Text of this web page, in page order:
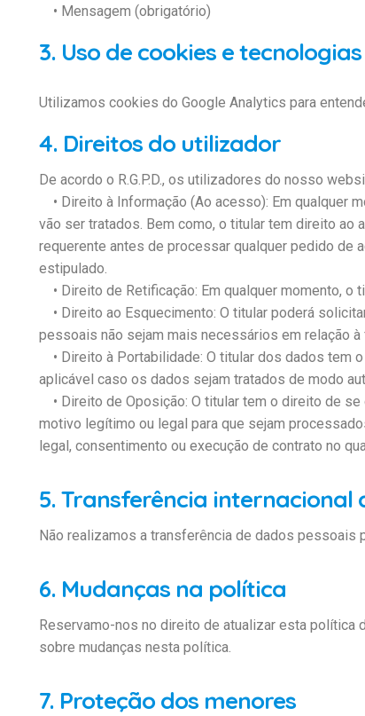
• Mensagem (obrigatório)
3. Uso de cookies e
Utilizamos cookies do Google Analytics para
4. Direitos do utilizador
De acordo o R.G.P.D., os utilizadores do nosso
• Direito à Informação (Ao acesso): Em qualquer
vão ser tratados. Bem como, o titular tem direito ao
requerente antes de processar qualquer pedido
estipulado.
• Direito de Retificação: Em qualquer momento,
• Direito ao Esquecimento: O titular poderá
pessoais não sejam mais necessários em relação
• Direito à Portabilidade: O titular dos dados tem
aplicável caso os dados sejam tratados de modo
• Direito de Oposição: O titular tem o direito de
motivo legítimo ou legal para que sejam
legal, consentimento ou execução de contrato no
5. Transferência internacional
Não realizamos a transferência de dados pessoais
6. Mudanças na política
Reservamo-nos no direito de atualizar esta política
sobre mudanças nesta política.
7. Proteção dos menores